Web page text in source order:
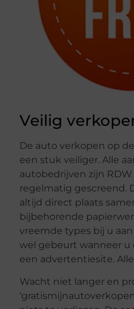
Veilig
De auto verkopen op
een stuk veiliger. Alle
autobedrijven zijn
regelmatig gescreend.
altijd direct plaats
bijbehorende
vreemde types bij u
wel gebeurt wanneer u
een advertentiesite.
Wacht niet langer en